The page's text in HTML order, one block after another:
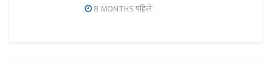
8 MONTHS पहिले